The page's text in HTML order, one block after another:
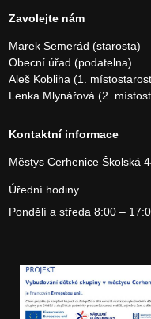
Zavolejte nám
Marek Semerád (starosta)
Obecní úřad (podatelna)
Aleš Kobliha (1.
Lenka Mlynářová (2.
Kontaktní informace
Městys CerheniceŠkolská
Úřední hodiny
Pondělí a středa 8:00 –